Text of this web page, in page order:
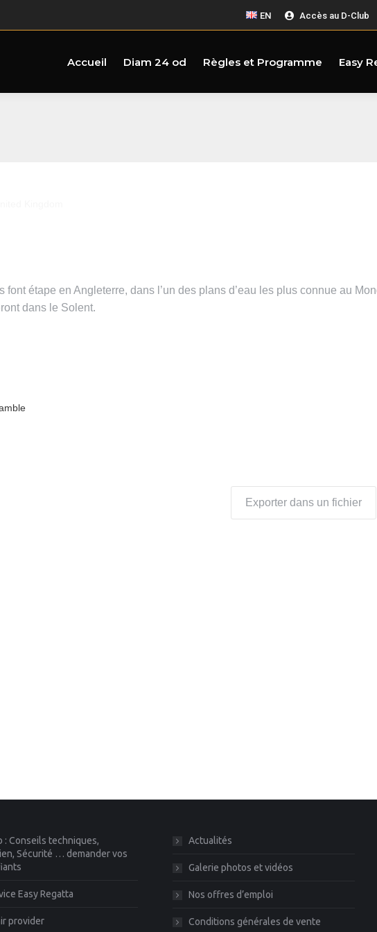
EN Accès au D-Club
Accueil Diam 24 od Règles et Programme Easy
étape en Angleterre, dans l’un des plans d’eau les plus connue au
dans le Solent.
Exporter dans un fichier
: Conseils techniques,
Sécurité … demander vos
Easy Regatta
provider
Actualités
Galerie photos et vidéos
Nos offres d’emploi
Conditions générales de vente